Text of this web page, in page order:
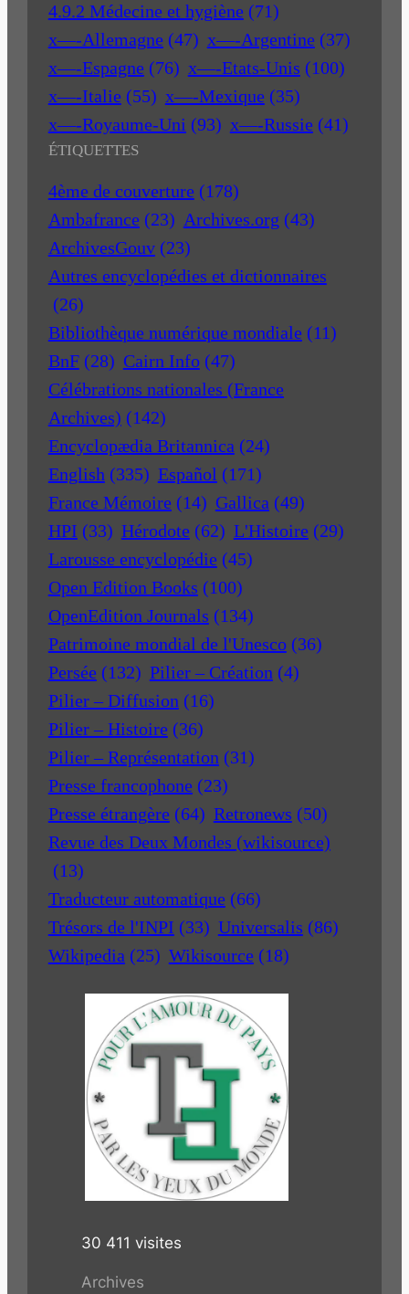
4.9.2 Médecine et hygiène (71)
x—-Allemagne (47) x—-Argentine (37)
x—-Espagne (76) x—-Etats-Unis (100)
x—-Italie (55) x—-Mexique (35)
x—-Royaume-Uni (93) x—-Russie (41)
ÉTIQUETTES
4ème de couverture (178)
Ambafrance (23) Archives.org (43)
ArchivesGouv (23)
Autres encyclopédies et dictionnaires
(26)
Bibliothèque numérique mondiale (11)
BnF (28) Cairn Info (47)
Célébrations nationales (France
Archives) (142)
Encyclopædia Britannica (24)
English (335) Español (171)
France Mémoire (14) Gallica (49)
HPI (33) Hérodote (62) L'Histoire (29)
Larousse encyclopédie (45)
Open Edition Books (100)
OpenEdition Journals (134)
Patrimoine mondial de l'Unesco (36)
Persée (132) Pilier – Création (4)
Pilier – Diffusion (16)
Pilier – Histoire (36)
Pilier – Représentation (31)
Presse francophone (23)
Presse étrangère (64) Retronews (50)
Revue des Deux Mondes (wikisource)
(13)
Traducteur automatique (66)
Trésors de l'INPI (33) Universalis (86)
Wikipedia (25) Wikisource (18)
30 411 visites
Archives